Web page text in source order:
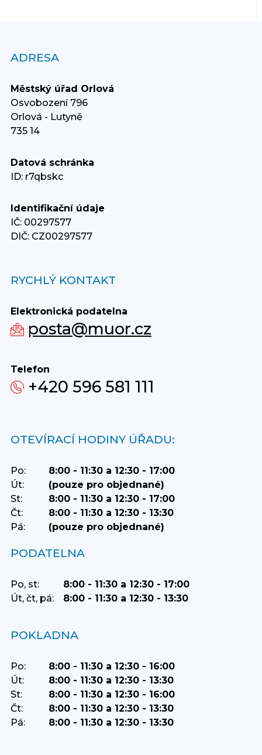
ADRESA
Městský úřad Orlová
Osvobození 796
Orlová - Lutyně
735 14
Datová schránka
ID: r7qbskc
Identifikační údaje
IČ: 00297577
DIČ: CZ00297577
RYCHLÝ KONTAKT
Elektronická podatelna
posta@muor.cz
Telefon
+420 596 581 111
OTEVÍRACÍ HODINY ÚŘADU:
Po:
8:00 - 11:30 a 12:30 - 17:00
Út:
(pouze pro objednané)
St:
8:00 - 11:30 a 12:30 - 17:00
Čt:
8:00 - 11:30 a 12:30 - 13:30
Pá:
(pouze pro objednané)
PODATELNA
Po, st:
8:00 - 11:30 a 12:30 - 17:00
Út, čt, pá:
8:00 - 11:30 a 12:30 - 13:30
POKLADNA
Po:
8:00 - 11:30 a 12:30 - 16:00
Út:
8:00 - 11:30 a 12:30 - 13:30
St:
8:00 - 11:30 a 12:30 - 16:00
Čt:
8:00 - 11:30 a 12:30 - 13:30
Pá:
8:00 - 11:30 a 12:30 - 13:30